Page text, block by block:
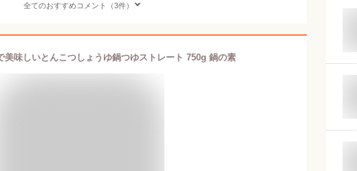
全てのおすすめコメント（3件）
美味しいとんこつしょうゆ鍋つゆストレート 750g 鍋の素